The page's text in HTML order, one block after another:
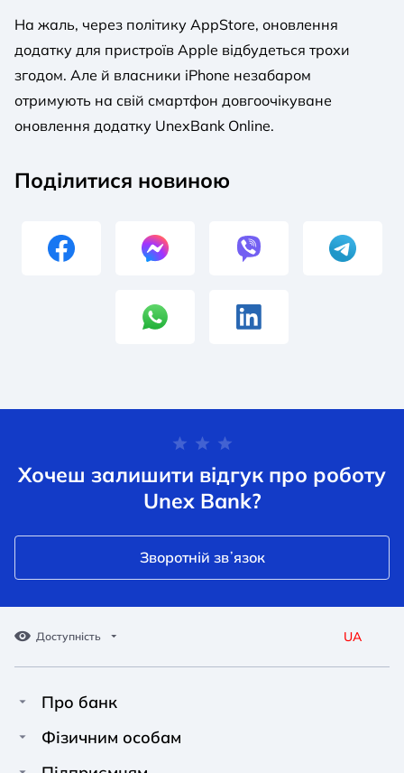
На жаль, через політику AppStore, оновлення
додатку для пристроїв Apple відбудеться трохи
згодом. Але й власники iPhone незабаром
отримують на свій смартфон довгоочікуване
оновлення додатку UnexBank Online.
Поділитися новиною
Хочеш залишити відгук про роботу
Unex Bank?
Зворотній звʼязок
Доступність
A A
Звичайний
A A
Середній
A A
UA
Про банк
Про Unex Bank
Фізичним особам
Кредити